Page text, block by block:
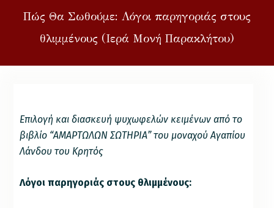
Πώς Θα Σωθούμε: Λόγοι παρηγοριάς στους
θλιμμένους (Ιερά Μονή Παρακλήτου)
Επιλογή και διασκευή ψυχωφελών κειμένων από το
βιβλίο “ΑΜΑΡΤΩΛΩΝ ΣΩΤΗΡΙΑ” του μοναχού Αγαπίου
Λάνδου του Κρητός
Λόγοι παρηγοριάς στους θλιμμένους: